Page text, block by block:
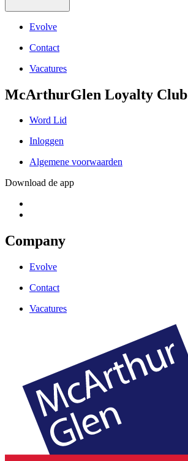
Evolve
Contact
Vacatures
McArthurGlen Loyalty Club
Word Lid
Inloggen
Algemene voorwaarden
Download de app
Company
Evolve
Contact
Vacatures